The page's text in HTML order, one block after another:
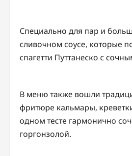
Специально для пар и
сливочном соусе, которые
спагетти Путтанеско с
В меню также вошли
фритюре кальмары,
одном тесте гармонично
горгонзолой.